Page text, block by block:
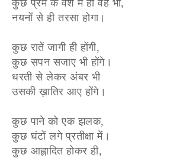
कुछ प्रेम के वश में ही वह भी,
नयनों से ही तरसा होगा।
कुछ रातें जागी ही होंगी,
कुछ सपन सजाए भी होंगे।
धरती से लेकर अंबर भी
उसकी ख़ातिर आए होंगे।
कुछ पाने को एक झलक,
कुछ घंटों लगे प्रतीक्षा में।
कुछ आह्लादित होकर ही,